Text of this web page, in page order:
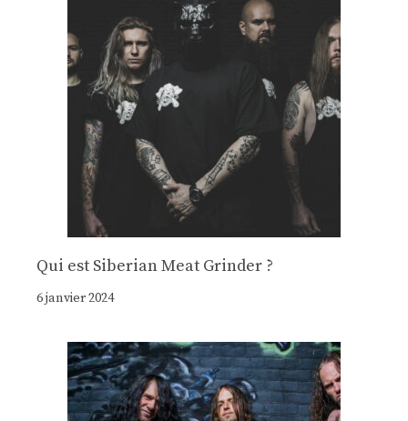
Qui est Siberian Meat Grinder ?
6 janvier 2024